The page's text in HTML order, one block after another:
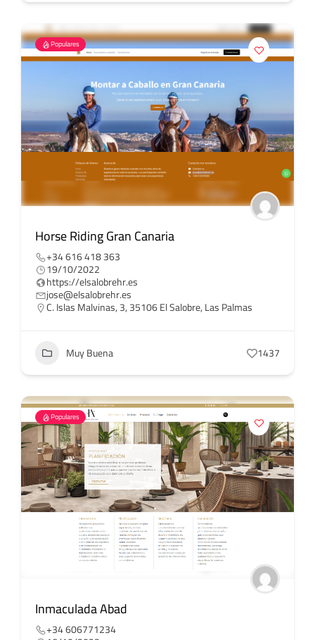
Populares
Horse Riding Gran Canaria
+34 616 418 363
19/10/2022
https://elsalobrehr.es
jose@elsalobrehr.es
C. Islas Malvinas, 3, 35106 El Salobre, Las Palmas
Muy Buena 1437
Populares
Inmaculada Abad
+34 606771234